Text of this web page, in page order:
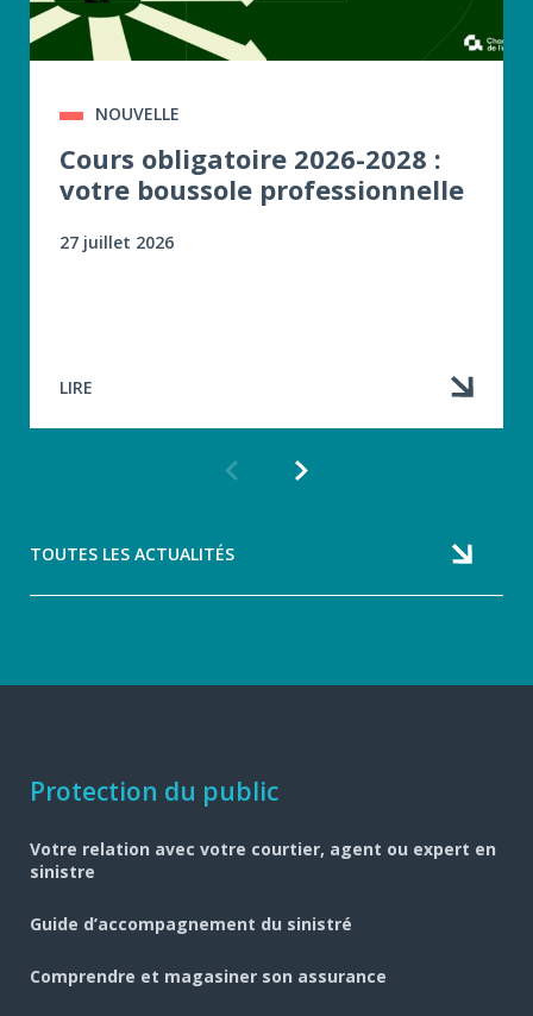
NOUVELLE
Cours obligatoire 2026-2028 :
votre boussole professionnelle
27 juillet 2026
LIRE
Article
TOUTES LES ACTUALITÉS
Navigation
pied
de
page
Protection du public
Votre relation avec votre courtier, agent ou expert en
sinistre
Guide d’accompagnement du sinistré
Comprendre et magasiner son assurance